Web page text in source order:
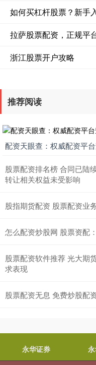
如何买杠杆股票？新手
拉萨股票配资，正规平
浙江股票开户攻略
推荐阅读
配资天眼查：权威配资平
股票配资排名榜 合同已陆
转让相关权益未受影响
股指期货配资 股票配资业
怎么配资炒股网 股票资配
股票配资软件推荐 光大期
求表现
股票配资无息 免费炒股配
永华证券